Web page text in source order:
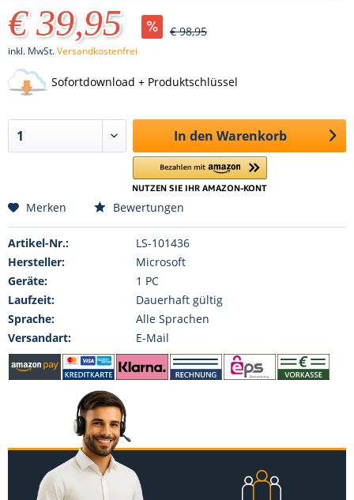
€ 39,95 € 98,95
inkl. MwSt.Versandkostenfrei
Sofortdownload + Produktschlüssel
In den Warenkorb
Merken Bewertungen
Artikel-Nr.:
LS-101436
Hersteller:
Microsoft
Geräte:
1 PC
Laufzeit:
Dauerhaft gültig
Sprache:
Alle Sprachen
Versandart:
E-Mail